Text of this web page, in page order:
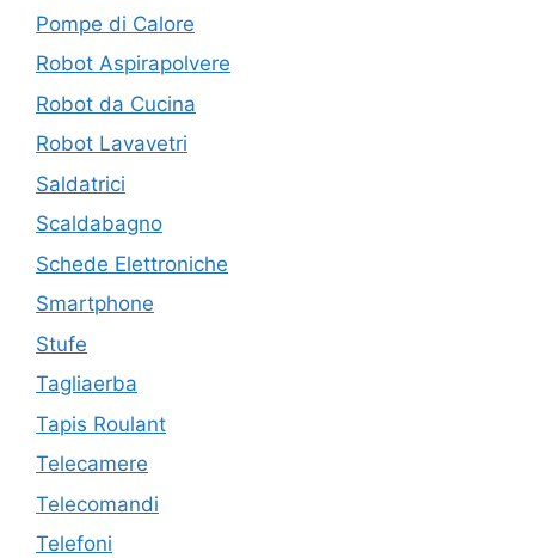
Pompe di Calore
Robot Aspirapolvere
Robot da Cucina
Robot Lavavetri
Saldatrici
Scaldabagno
Schede Elettroniche
Smartphone
Stufe
Tagliaerba
Tapis Roulant
Telecamere
Telecomandi
Telefoni